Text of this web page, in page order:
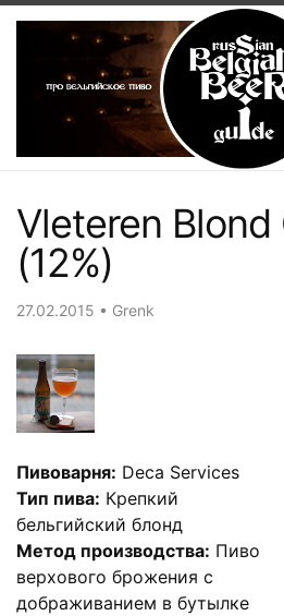
Vleteren Blond
(12%)
27.02.2015 • Grenk
Пивоварня: Deca Services
Тип пива: Крепкий
бельгийский блонд
Метод производства: Пиво
верхового брожения с
дображиванием в бутылке